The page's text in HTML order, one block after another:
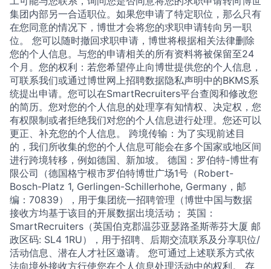
集团内部另一合适职位。如果您申请了特定职位，那么只有
在您同意的情况下，博世才会将您的求职申请转向另一职
位。 您可以随时撤回求职申请，博世将根据相关法律删除
您的个人信息。与您的申请相关的所有资料将被保留至24
个月。您的权利：若您希望停止向博世提供您的个人信息，
可联系我们或通过博世网上招聘数据隐私声明中的BKMS系
统提出申请。您可以在SmartRecruiters平台查阅和修改您
的简历。您对您的个人信息的处理享有知情权、决定权，您
有权限制或者拒绝我们对您的个人信息进行处理。您还可以
更正、补充您的个人信息。 跨境传输：为了实现前述目
的，我们所收集的您的个人信息可能会在多个国家或地区间
进行跨境转移，例如德国、新加坡。 德国：罗伯特-博世有
限公司（德国格宁根市罗伯特博世广场1号（Robert-
Bosch-Platz 1, Gerlingen-Schillerhohe, Germany，邮
编：70839），用于集团统一招聘管理（博世中国与数据
接收方均基于该目的开展数据出境活动； 英国：
SmartRecruiters（英国伯克郡温莎亚瑟路圣斯蒂芬大厦 邮
政区码: SL4 1RU），用于招聘、后期交流联系及分享职位/
活动信息、潜在人才社区邀请。 您可通过上述联系方式依
法向境外接收方行使您在个人信息处理活动中的权利。 存